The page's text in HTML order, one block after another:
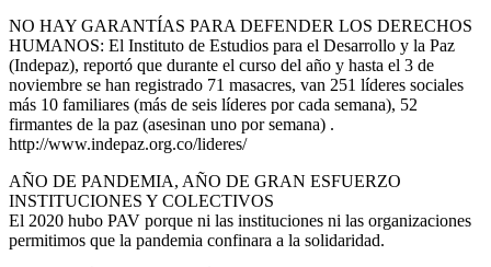
NO HAY GARANTÍAS PARA DEFENDER LOS DERECHOS
HUMANOS: El Instituto de Estudios para el Desarrollo y la Paz
(Indepaz), reportó que durante el curso del año y hasta el 3 de
noviembre se han registrado 71 masacres, van 251 líderes sociales
más 10 familiares (más de seis líderes por cada semana), 52
firmantes de la paz (asesinan uno por semana) .
http://www.indepaz.org.co/lideres/
AÑO DE PANDEMIA, AÑO DE GRAN ESFUERZO
INSTITUCIONES Y COLECTIVOS
El 2020 hubo PAV porque ni las instituciones ni las organizaciones
permitimos que la pandemia confinara a la solidaridad.